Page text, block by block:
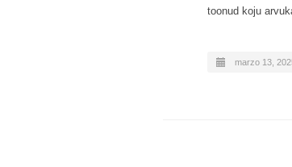
toonud koju
marzo 13,